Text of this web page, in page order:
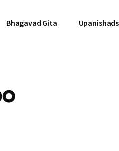
Bhagavad Gita Upanishads